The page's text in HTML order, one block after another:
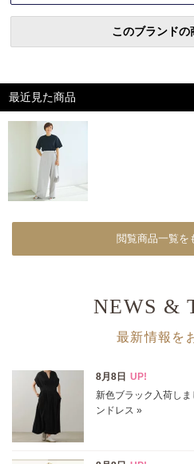
このブランドの
最近見た商品
閲覧商品一覧を
NEWS &
最新情報を